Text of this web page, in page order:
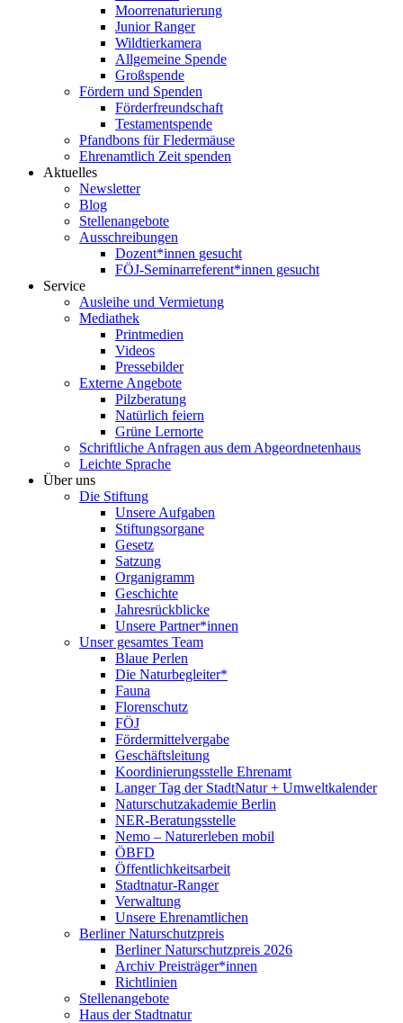
Moorrenaturierung
Junior Ranger
Wildtierkamera
Allgemeine Spende
Großspende
Fördern und Spenden
Förderfreundschaft
Testamentspende
Pfandbons für Fledermäuse
Ehrenamtlich Zeit spenden
Aktuelles
Newsletter
Blog
Stellenangebote
Ausschreibungen
Dozent*innen gesucht
FÖJ-Seminarreferent*innen gesucht
Service
Ausleihe und Vermietung
Mediathek
Printmedien
Videos
Pressebilder
Externe Angebote
Pilzberatung
Natürlich feiern
Grüne Lernorte
Schriftliche Anfragen aus dem Abgeordnetenhaus
Leichte Sprache
Über uns
Die Stiftung
Unsere Aufgaben
Stiftungsorgane
Gesetz
Satzung
Organigramm
Geschichte
Jahresrückblicke
Unsere Partner*innen
Unser gesamtes Team
Blaue Perlen
Die Naturbegleiter*
Fauna
Florenschutz
FÖJ
Fördermittelvergabe
Geschäftsleitung
Koordinierungsstelle Ehrenamt
Langer Tag der StadtNatur + Umweltkalender
Naturschutzakademie Berlin
NER-Beratungsstelle
Nemo – Naturerleben mobil
ÖBFD
Öffentlichkeitsarbeit
Stadtnatur-Ranger
Verwaltung
Unsere Ehrenamtlichen
Berliner Naturschutzpreis
Berliner Naturschutzpreis 2026
Archiv Preisträger*innen
Richtlinien
Stellenangebote
Haus der Stadtnatur